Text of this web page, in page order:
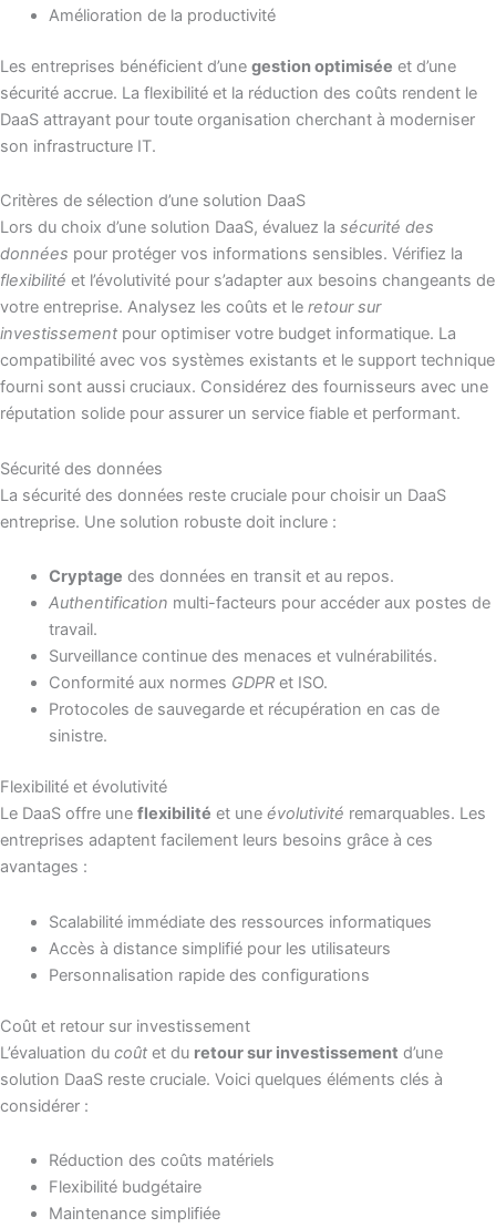
Amélioration de la productivité
Les entreprises bénéficient d’une gestion optimisée et d’une
sécurité accrue. La flexibilité et la réduction des coûts rendent le
DaaS attrayant pour toute organisation cherchant à moderniser
son infrastructure IT.
Critères de sélection d’une solution DaaS
Lors du choix d’une solution DaaS, évaluez la sécurité des
données pour protéger vos informations sensibles. Vérifiez la
flexibilité et l’évolutivité pour s’adapter aux besoins changeants de
votre entreprise. Analysez les coûts et le retour sur
investissement pour optimiser votre budget informatique. La
compatibilité avec vos systèmes existants et le support technique
fourni sont aussi cruciaux. Considérez des fournisseurs avec une
réputation solide pour assurer un service fiable et performant.
Sécurité des données
La sécurité des données reste cruciale pour choisir un DaaS
entreprise. Une solution robuste doit inclure :
Cryptage des données en transit et au repos.
Authentification multi-facteurs pour accéder aux postes de
travail.
Surveillance continue des menaces et vulnérabilités.
Conformité aux normes GDPRet ISO.
Protocoles de sauvegarde et récupération en cas de
sinistre.
Flexibilité et évolutivité
Le DaaS offre une flexibilité et une évolutivité remarquables. Les
entreprises adaptent facilement leurs besoins grâce à ces
avantages :
Scalabilité immédiate des ressources informatiques
Accès à distance simplifié pour les utilisateurs
Personnalisation rapide des configurations
Coût et retour sur investissement
L’évaluation du coût et du retour sur investissement d’une
solution DaaS reste cruciale. Voici quelques éléments clés à
considérer :
Réduction des coûts matériels
Flexibilité budgétaire
Maintenance simplifiée